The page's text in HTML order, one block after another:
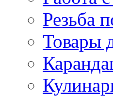
Резьба
Товары